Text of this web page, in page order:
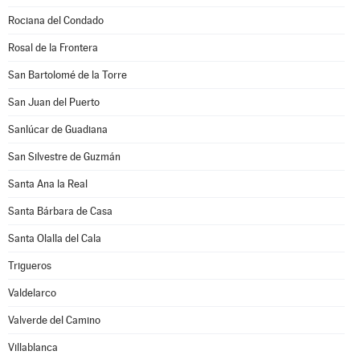
Rociana del Condado
Rosal de la Frontera
San Bartolomé de la Torre
San Juan del Puerto
Sanlúcar de Guadiana
San Silvestre de Guzmán
Santa Ana la Real
Santa Bárbara de Casa
Santa Olalla del Cala
Trigueros
Valdelarco
Valverde del Camino
Villablanca